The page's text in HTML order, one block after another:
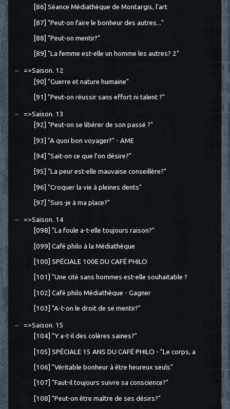
[86] Séance Médiathèque de Montargis, l'art
[87] "Peut-on faire le bonheur des autres..."
[88] "Peut-on mentir?"
[89] "La femme est-elle un homme les autres? 2"
=>Saison. 12
[90] "Guerre et nature humaine"
[91] "Peut-on réussir sans effort ni talent ?"
=>Saison. 13
[92] "Peut-on se libérer de son passé ?"
[93] "A quoi bon voyager?" - AME
[94] "Sait-on ce que l'on désire?"
[95] "La peur est-elle mauvaise conseillère?"
[96] "Croquer la vie à pleines dents"
[97] "Suis-je à ma place?"
=>Saison. 14
[098] "La foule a-t-elle toujours raison?"
[099] Café philo à la Médiathèque
[100] SPÉCIALE 100E DU CAFÉ PHILO
[101] "Une cité sans hommes est-elle souhaitable ?
[102] Café philo Médiathèque - Gagner
[103] "A-t-on le droit de se mentir?"
=>Saison. 15
[104] "Y a-t-il des colères saines?"
[105] SPÉCIALE 15 ANS DU CAFÉ PHILO - "Le corps, a
[106] "Véritable bonheur à être heureux seuls"
[107] "Faut-il toujours suivre sa conscience?"
[108] "Peut-on être maître de ses désirs?"